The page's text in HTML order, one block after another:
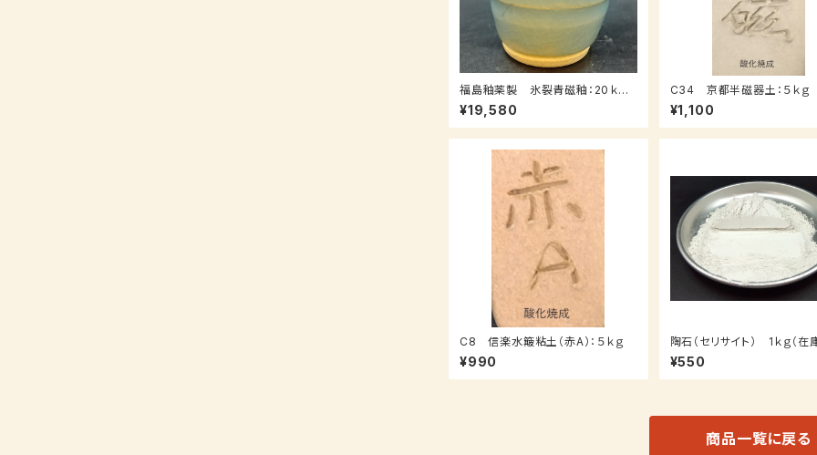
福島釉薬製 氷裂青磁釉：20ｋｇ
（受注後7～３０日後発送）
¥19,580
C34 京都半磁器土：５ｋｇ
¥1,100
C8 信楽水簸粘土（赤A）：５ｋｇ
¥990
陶石（セリサイト） 1ｋｇ（在
り）
¥550
商品一覧に戻る